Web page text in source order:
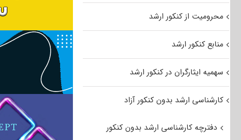
محرومیت از کنکور ارشد
منابع کنکور ارشد
سهمیه ایثارگران در کنکور ارشد
کارشناسی ارشد بدون کنکور آزاد
دفترچه کارشناسی ارشد بدون کنکور